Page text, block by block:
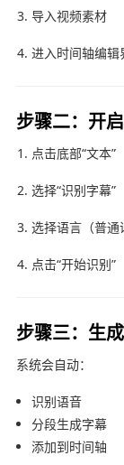
导入视频素材
进入时间轴编辑
步骤二：开
点击底部“文本”
选择“识别字幕”
选择语言（普通
点击“开始识别”
步骤三：生
系统会自动：
识别语音
分段生成字幕
添加到时间轴